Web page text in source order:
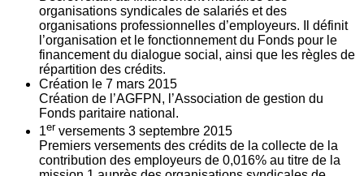
organisations syndicales de salariés et des
organisations professionnelles d’employeurs. Il définit
l’organisation et le fonctionnement du Fonds pour le
financement du dialogue social, ainsi que les règles de
répartition des crédits.
Création le 7 mars 2015
Création de l’AGFPN, l’Association de gestion du
Fonds paritaire national.
1er versements 3 septembre 2015
Premiers versements des crédits de la collecte de la
contribution des employeurs de 0,016% au titre de la